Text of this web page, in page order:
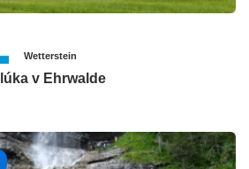
Wetterstein
v Ehrwalde